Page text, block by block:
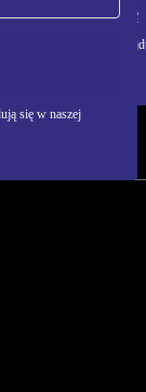
się w naszej
Zarejestruj się
danych osobowych